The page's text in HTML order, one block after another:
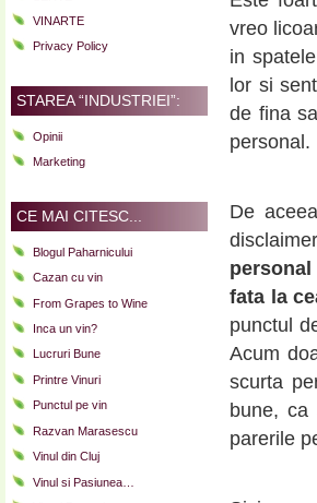
VINARTE
Privacy Policy
STAREA “INDUSTRIEI”:
Opinii
Marketing
CE MAI CITESC...
Blogul Paharnicului
Cazan cu vin
From Grapes to Wine
Inca un vin?
Lucruri Bune
Printre Vinuri
Punctul pe vin
Razvan Marasescu
Vinul din Cluj
Vinul si Pasiunea…
vreo
in
lor si
de fina
personal.
De
fata la
punctul
Acum
scurta
bune,
parerile